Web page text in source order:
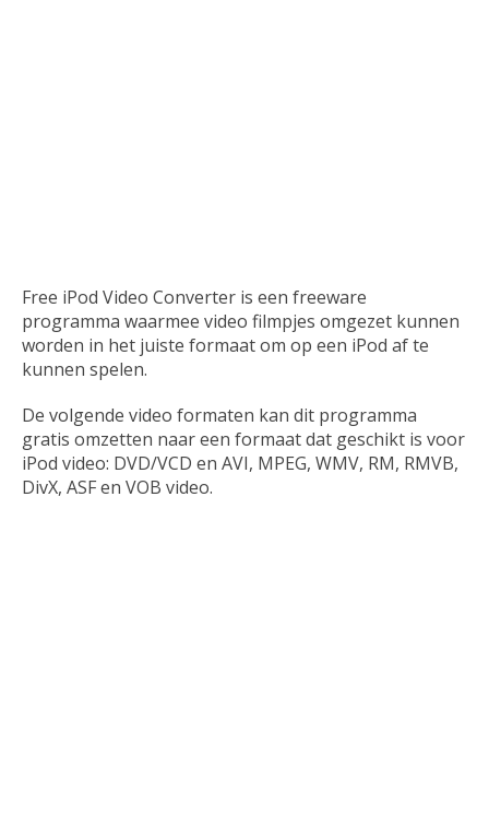
Free iPod Video Converter is een freeware
programma waarmee video filmpjes omgezet kunnen
worden in het juiste formaat om op een iPod af te
kunnen spelen.
De volgende video formaten kan dit programma
gratis omzetten naar een formaat dat geschikt is voor
iPod video: DVD/VCD en AVI, MPEG, WMV, RM, RMVB,
DivX, ASF en VOB video.